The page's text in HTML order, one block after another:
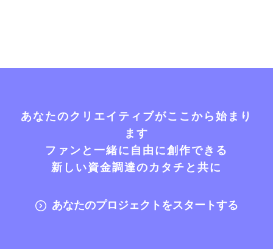
あなたのクリエイティブがここから始まり
ます
ファンと一緒に自由に創作できる
新しい資金調達のカタチと共に
あなたのプロジェクトをスタートする